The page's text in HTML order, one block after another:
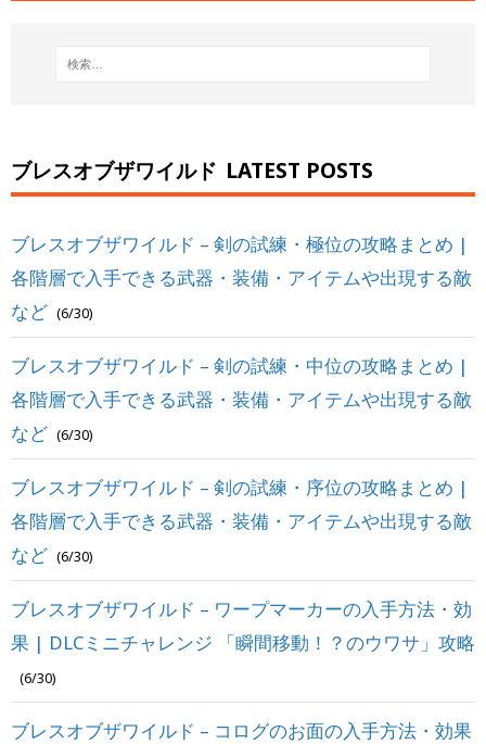
ブレスオブザワイルド LATEST POSTS
ブレスオブザワイルド – 剣の試練・極位の攻略まとめ |
各階層で入手できる武器・装備・アイテムや出現する敵
など (6/30)
ブレスオブザワイルド – 剣の試練・中位の攻略まとめ |
各階層で入手できる武器・装備・アイテムや出現する敵
など (6/30)
ブレスオブザワイルド – 剣の試練・序位の攻略まとめ |
各階層で入手できる武器・装備・アイテムや出現する敵
など (6/30)
ブレスオブザワイルド – ワープマーカーの入手方法・効
果 | DLCミニチャレンジ 「瞬間移動！？のウワサ」攻略
(6/30)
ブレスオブザワイルド – コログのお面の入手方法・効果